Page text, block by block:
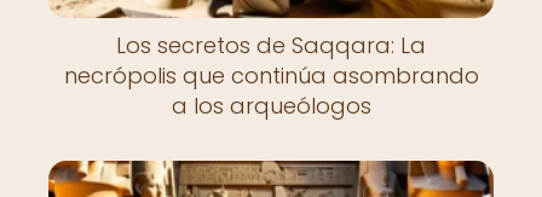
Los secretos de Saqqara: La
necrópolis que continúa asombrando
a los arqueólogos